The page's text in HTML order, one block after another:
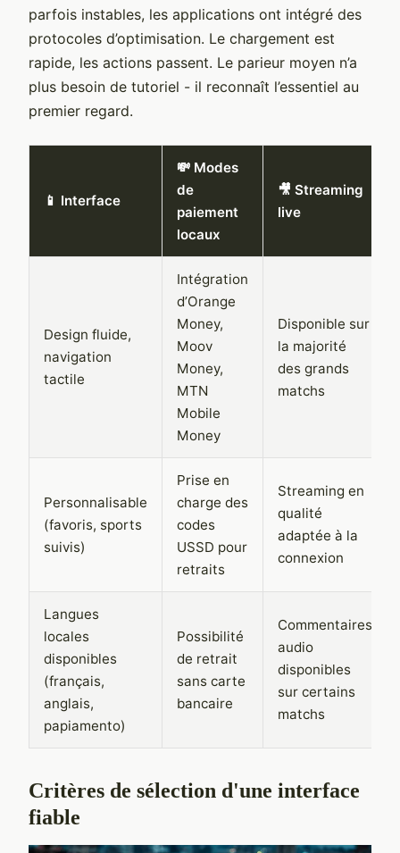
parfois instables, les applications ont intégré des
protocoles d’optimisation. Le chargement est
rapide, les actions passent. Le parieur moyen n’a
plus besoin de tutoriel - il reconnaît l’essentiel au
premier regard.
📱 Interface
💸 Modes
de
paiement
locaux
🎥 Streaming
live
Design fluide,
navigation
tactile
Intégration
d’Orange
Money,
Moov
Money,
MTN
Mobile
Money
Disponible sur
la majorité
des grands
matchs
Personnalisable
(favoris, sports
suivis)
Prise en
charge des
codes
USSD pour
retraits
Streaming en
qualité
adaptée à la
connexion
Langues
locales
disponibles
(français,
anglais,
papiamento)
Possibilité
de retrait
sans carte
bancaire
Commentaires
audio
disponibles
sur certains
matchs
Critères de sélection d'une interface
fiable